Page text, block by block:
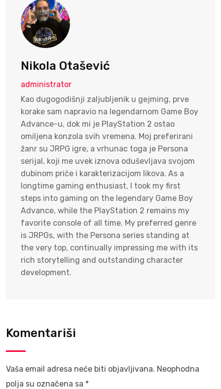
Nikola Otašević
administrator
Kao dugogodišnji zaljubljenik u gejming, prve
korake sam napravio na legendarnom Game Boy
Advance-u, dok mi je PlayStation 2 ostao
omiljena konzola svih vremena. Moj preferirani
žanr su JRPG igre, a vrhunac toga je Persona
serijal, koji me uvek iznova oduševljava svojom
dubinom priče i karakterizacijom likova. As a
longtime gaming enthusiast, I took my first
steps into gaming on the legendary Game Boy
Advance, while the PlayStation 2 remains my
favorite console of all time. My preferred genre
is JRPGs, with the Persona series standing at
the very top, continually impressing me with its
rich storytelling and outstanding character
development.
Komentariši
Vaša email adresa neće biti objavljivana. Neophodna
polja su označena sa *